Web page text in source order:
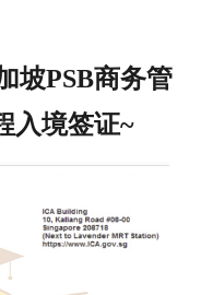
去读硕士
坡PSB商务管
入境签证~